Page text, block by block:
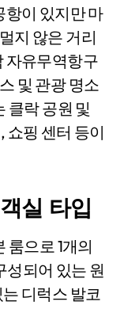
항이 있지만 마
지 않은 거리
자유무역항구
및 관광 명소
클락 공원 및
쇼핑 센터 등이
실 타입
룸으로 1개의
성되어 있는 원
디럭스 발코